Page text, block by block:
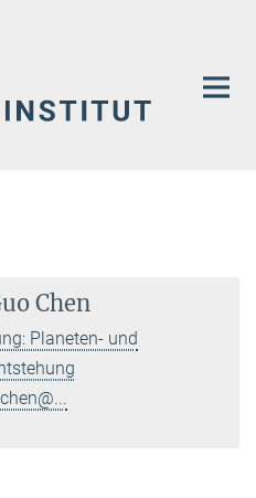
Chen
Planeten- und